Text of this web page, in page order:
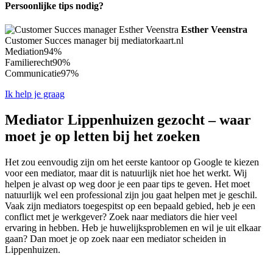
Persoonlijke tips nodig?
Esther Veenstra
Customer Succes manager bij mediatorkaart.nl
Mediation94%
Familierecht90%
Communicatie97%
Ik help je graag
Mediator Lippenhuizen gezocht – waar
moet je op letten bij het zoeken
Het zou eenvoudig zijn om het eerste kantoor op Google te kiezen
voor een mediator, maar dit is natuurlijk niet hoe het werkt. Wij
helpen je alvast op weg door je een paar tips te geven. Het moet
natuurlijk wel een professional zijn jou gaat helpen met je geschil.
Vaak zijn mediators toegespitst op een bepaald gebied, heb je een
conflict met je werkgever? Zoek naar mediators die hier veel
ervaring in hebben. Heb je huwelijksproblemen en wil je uit elkaar
gaan? Dan moet je op zoek naar een mediator scheiden in
Lippenhuizen.